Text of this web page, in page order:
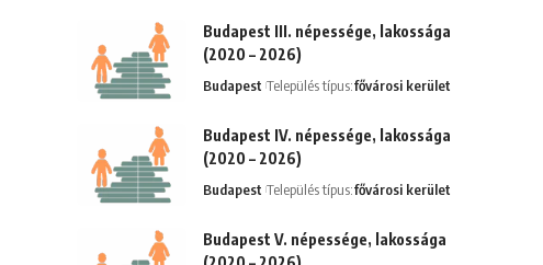
Budapest III. népessége, lakossága
(2020 – 2026)
Budapest Település típus:fővárosi kerület
Budapest IV. népessége, lakossága
(2020 – 2026)
Budapest Település típus:fővárosi kerület
Budapest V. népessége, lakossága